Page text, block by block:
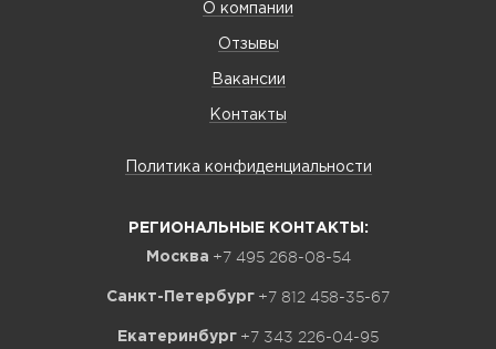
О компании
Отзывы
Вакансии
Контакты
Политика конфиденциальности
РЕГИОНАЛЬНЫЕ КОНТАКТЫ:
Москва +7 495 268-08-54
Санкт-Петербург +7 812 458-35-67
Екатеринбург +7 343 226-04-95